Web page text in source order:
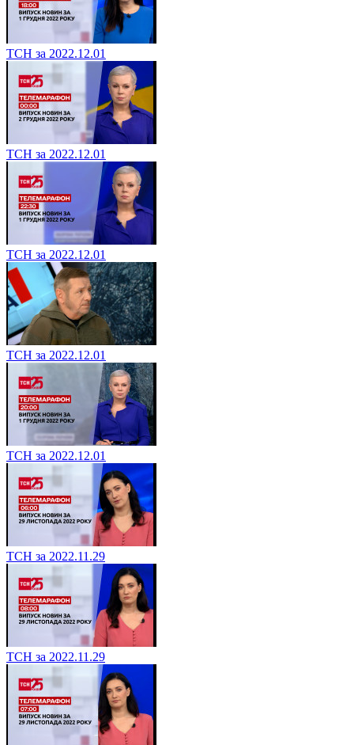
ТСН за 2022.12.01
ТСН за 2022.12.01
ТСН за 2022.12.01
ТСН за 2022.12.01
ТСН за 2022.12.01
ТСН за 2022.11.29
ТСН за 2022.11.29